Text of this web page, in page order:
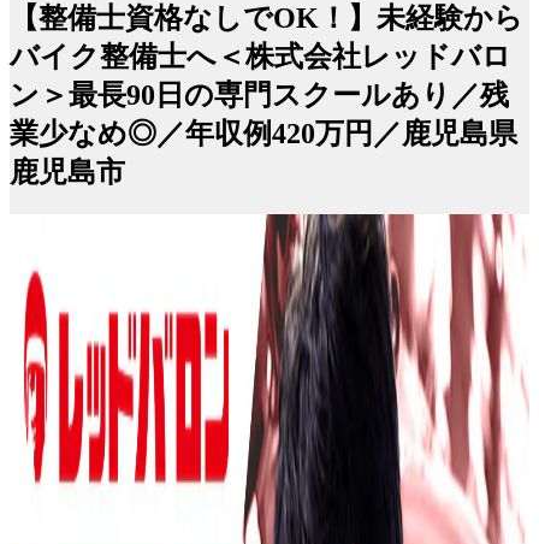
【整備士資格なしでOK！】未経験から
バイク整備士へ＜株式会社レッドバロ
ン＞最長90日の専門スクールあり／残
業少なめ◎／年収例420万円／鹿児島県
鹿児島市